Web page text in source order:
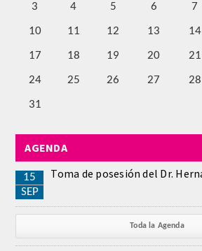
Actividades realizadas
Videoteca
DICCIONARIO ODONTOLÓGICO
Números anteriores
APERTURA DE CURSO
3 4 5 6 7
10 11 12 13 14
17 18 19 20 21
24 25 26 27 28
31
AGENDA
15
SEP
Toma de posesión del Dr.
Toda la Agenda